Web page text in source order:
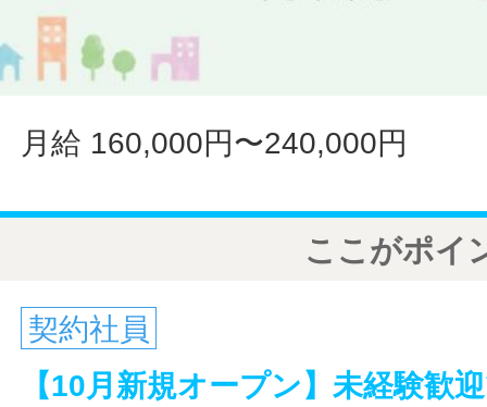
月給 160,000円〜240,000円
ここがポイ
契約社員
【10月新規オープン】未経験歓